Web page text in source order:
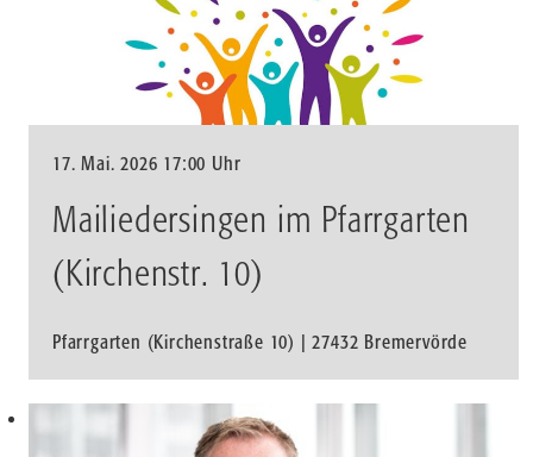
17. Mai. 2026 17:00 Uhr
Mailiedersingen im Pfarrgarten
(Kirchenstr. 10)
Pfarrgarten (Kirchenstraße 10) | 27432 Bremervörde